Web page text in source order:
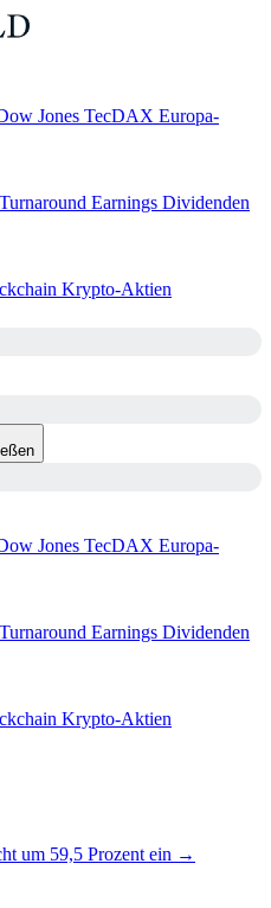
Jones TecDAX Europa-
Turnaround Earnings Dividenden
Krypto-Aktien
Jones TecDAX Europa-
Turnaround Earnings Dividenden
Krypto-Aktien
um 59,5 Prozent ein →